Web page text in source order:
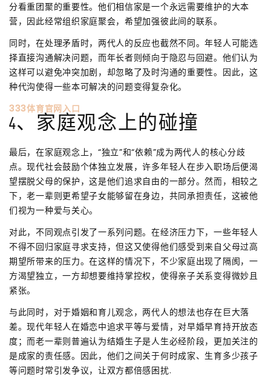
分看重团聚的重要性。他们相信家是一个永远需要维护的大本
营，因此经常组织家庭聚会，希望加强彼此间的联系。
同时，在处理矛盾时，两代人的反应也截然不同。年轻人可能选
择直接沟通解决问题，而年长者则倾向于隐忍与回避。他们认为
这样可以避免冲突加剧，却忽略了及时沟通的重要性。因此，这
种代沟使得一些本可解决的问题变得复杂化。
333体育官网入口
4、家庭观念上的碰撞
最后，在家庭观念上，“独立”和“依赖”成为两代人的核心分歧
点。现代社会鼓励个体独立发展，许多年轻人在步入职场后便渴
望摆脱父母的保护，这是他们追求自由的一部分。然而，相较之
下，老一辈则更希望子女能够留在身边，共同承担责任，这被他
们视为一种爱与关心。
对此，不同观点引发了一系列问题。在经济压力下，一些年轻人
不得不回归家庭寻求支持，但这又使得他们感受到来自父母过高
期望所带来的压力。在这样的情况下，不少家庭出现了隔阂，一
方渴望独立，一方却想要维持掌控权，使得亲子关系变得微妙且
紧张。
与此同时，对于婚姻和育儿观念，两代人的想法也存在巨大落
差。现代年轻人在婚恋中追求平等与爱情，对早婚早育持开放态
度；而老一辈则普遍认为结婚生子是人生必经阶段，更加关注的
是成家的责任感。因此，他们之间关于何时成家、生育多少孩子
等问题时常引发争议，让双方都倍感困扰.